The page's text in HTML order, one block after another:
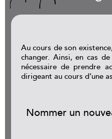
Au cours de son
changer. Ainsi, en cas
nécessaire de prendre
dirigeant au cours d’une
Nommer un